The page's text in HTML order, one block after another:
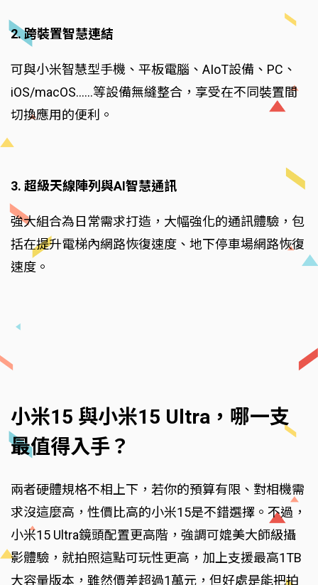
2. 跨裝置智慧連結
可與小米智慧型手機、平板電腦、AIoT設備、PC、
iOS/macOS……等設備無縫整合，享受在不同裝置間
切換應用的便利。
3. 超級天線陣列與AI智慧通訊
強大組合為日常需求打造，大幅強化的通訊體驗，包
括在提升電梯內網路恢復速度、地下停車場網路恢復
速度。
小米15 與小米15 Ultra，哪一支
最值得入手？
兩者硬體規格不相上下，若你的預算有限、對相機需
求沒這麼高，性價比高的小米15是不錯選擇。不過，
小米15 Ultra鏡頭配置更高階，強調可媲美大師級攝
影體驗，就拍照這點可玩性更高，加上支援最高1TB
大容量版本，雖然價差超過1萬元，但好處是能把拍